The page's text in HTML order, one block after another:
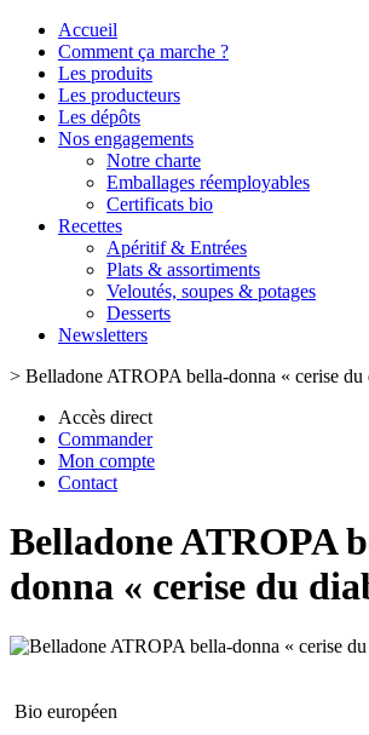
Accueil
Comment ça marche ?
Les produits
Les producteurs
Les dépôts
Nos engagements
Notre charte
Emballages réemployables
Certificats bio
Recettes
Apéritif & Entrées
Plats & assortiments
Veloutés, soupes & potages
Desserts
Newsletters
> Belladone ATROPA bella-donna « cerise du
Accès direct
Commander
Mon compte
Contact
Belladone ATROPA
donna « cerise du
Bio européen